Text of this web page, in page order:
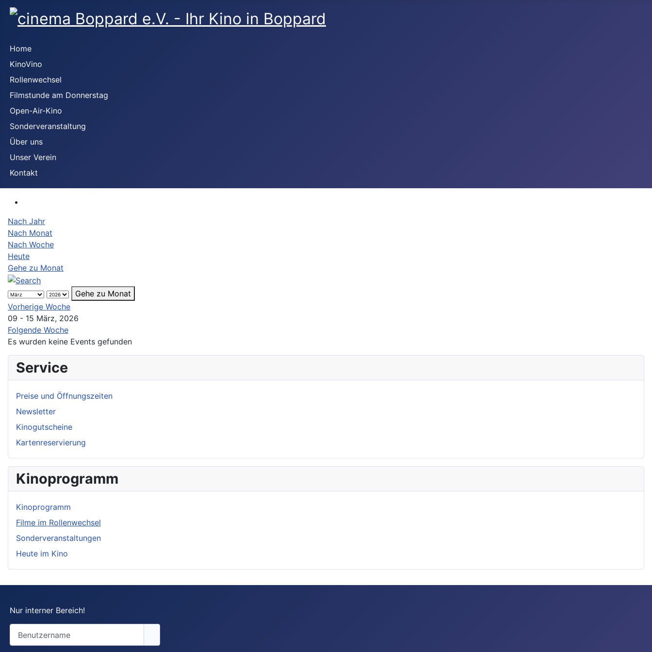
Home
KinoVino
Rollenwechsel
Filmstunde am Donnerstag
Open-Air-Kino
Sonderveranstaltung
Über uns
Unser Verein
Kontakt
Nach Jahr
Nach Monat
Nach Woche
Heute
Gehe zu Monat
Gehe zu Monat
Vorherige Woche
09 - 15 März, 2026
Folgende Woche
Es wurden keine Events gefunden
Service
Preise und Öffnungszeiten
Newsletter
Kinogutscheine
Kartenreservierung
Kinoprogramm
Kinoprogramm
Filme im Rollenwechsel
Sonderveranstaltungen
Heute im Kino
Nur interner Bereich!
Benutzername